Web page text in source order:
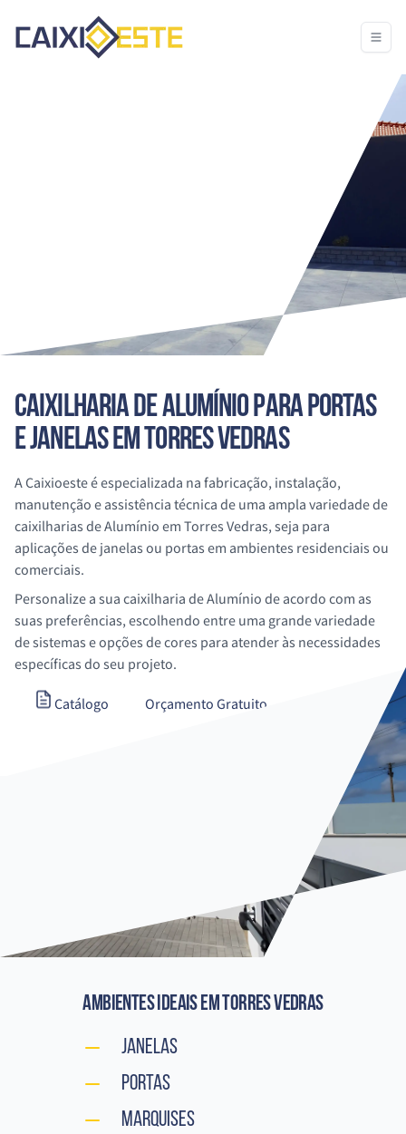
CAIXILHARIA DEALUMÍNIOPARA PORTAS
E JANELASEM TORRES VEDRAS
A Caixioeste é especializada na fabricação, instalação,
manutenção e assistência técnica de uma ampla variedade de
caixilharias deAlumínio em Torres Vedras, seja para
aplicações de janelas ou portas em ambientes residenciais ou
comerciais.
Personalize a sua caixilharia deAlumínio de acordo com as
suas preferências, escolhendo entre uma grande variedade
de sistemas e opções de cores para atender às necessidades
específicas do seu projeto.
Catálogo Orçamento Gratuito
Ambientes ideaisem Torres Vedras
Janelas
Portas
Marquises